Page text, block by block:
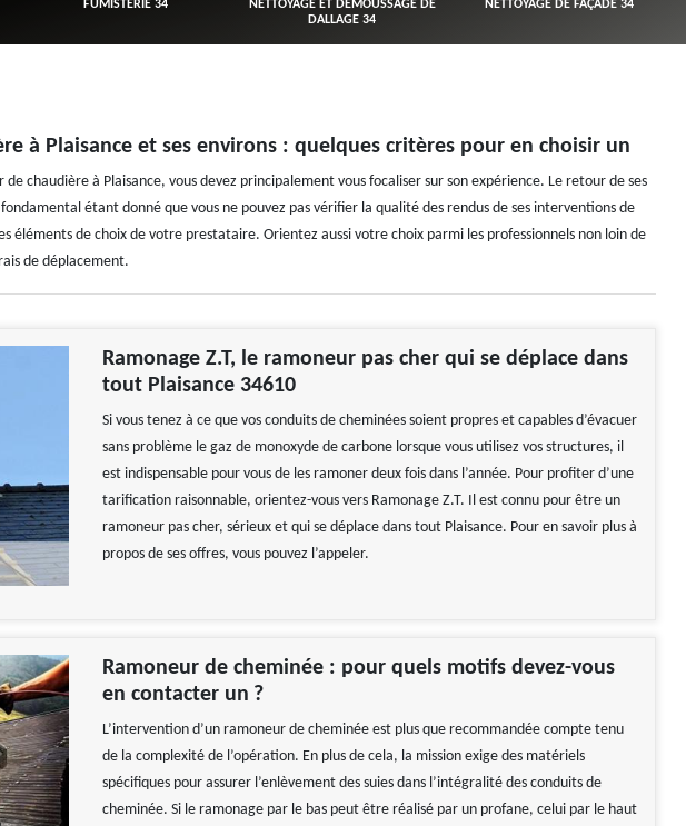
FUMISTERIE 34
NETTOYAGE ET DÉMOUSSAGE DE
DALLAGE 34
NETTOYAGE DE FAÇADE 34
à Plaisance et ses environs : quelques critères pour en choisir un
chaudière à Plaisance, vous devez principalement vous focaliser sur son expérience. Le retour de ses
étant donné que vous ne pouvez pas vérifier la qualité des rendus de ses interventions de
éléments de choix de votre prestataire. Orientez aussi votre choix parmi les professionnels non loin de
de déplacement.
Ramonage Z.T, le ramoneur pas cher qui se déplace dans
tout Plaisance 34610
Si vous tenez à ce que vos conduits de cheminées soient propres et capables d’évacuer
sans problème le gaz de monoxyde de carbone lorsque vous utilisez vos structures, il
est indispensable pour vous de les ramoner deux fois dans l’année. Pour profiter d’une
tarification raisonnable, orientez-vous vers Ramonage Z.T. Il est connu pour être un
ramoneur pas cher, sérieux et qui se déplace dans tout Plaisance. Pour en savoir plus à
propos de ses offres, vous pouvez l’appeler.
Ramoneur de cheminée : pour quels motifs devez-vous
en contacter un ?
L’intervention d’un ramoneur de cheminée est plus que recommandée compte tenu
de la complexité de l’opération. En plus de cela, la mission exige des matériels
spécifiques pour assurer l’enlèvement des suies dans l’intégralité des conduits de
cheminée. Si le ramonage par le bas peut être réalisé par un profane, celui par le haut